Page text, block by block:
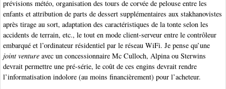
prévisions météo, organisation des tours de corvée de pelouse entre les
enfants et attribution de parts de dessert supplémentaires aux stakhanovistes
après tirage au sort, adaptation des caractéristiques de la tonte selon les
accidents de terrain, etc., le tout en mode client-serveur entre le contrôleur
embarqué et l’ordinateur résidentiel par le réseau WiFi. Je pense qu’une
joint venture avec un concessionnaire Mc Culloch, Alpina ou Sterwins
devrait permettre une pré-série, le coût de ces engins devrait rendre
l’informatisation indolore (au moins financièrement) pour l’acheteur.